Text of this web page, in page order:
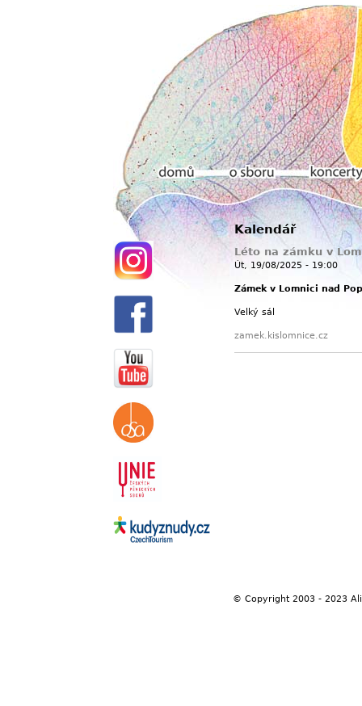
Kalendář
Léto na zámku v
Út, 19/08/2025 - 19:00
Zámek v Lomnici nad
Velký sál
zamek.kislomnice.cz
Hlavní menu
Domů O sboru Koncerty
© Copyright 2003 - 2023